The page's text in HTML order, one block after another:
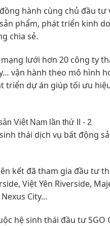
hành cùng chủ đầu tư
phẩm, phát triển kinh
chia sẻ.
lưới hơn 20 công ty
vận hành theo mô hình
triển dự án giúp tối ưu
thái dịch vụ bất động
kết đã tham gia đầu tư
Việt Yên Riverside,
City…
hệ sinh thái đầu tư SGO